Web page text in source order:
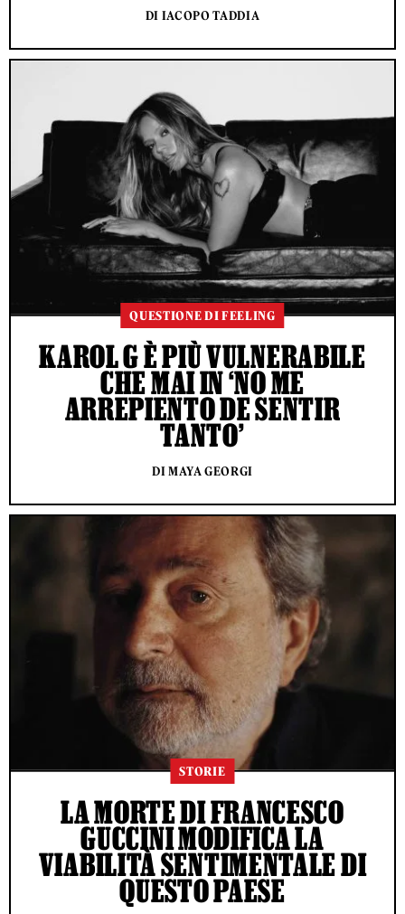
DI IACOPO TADDIA
QUESTIONE DI FEELING
KAROL G È PIÙ VULNERABILE
CHE MAI IN ‘NO ME
ARREPIENTO DE SENTIR
TANTO’
DI MAYA GEORGI
STORIE
LA MORTE DI FRANCESCO
GUCCINI MODIFICA LA
VIABILITÀ SENTIMENTALE DI
QUESTO PAESE